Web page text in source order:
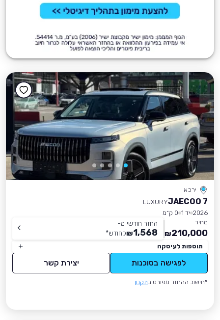
ירכא
JAECOO 7
LUXURY
2026 יד 1
0 ק״מ
מחיר
210,000
₪
החזר חודשי מ-
1,568
₪לחודש*
תוספות לעיסקה
לפגישה בסוכנות יצירת קשר
*חישוב ההחזר מפורט בתקנון